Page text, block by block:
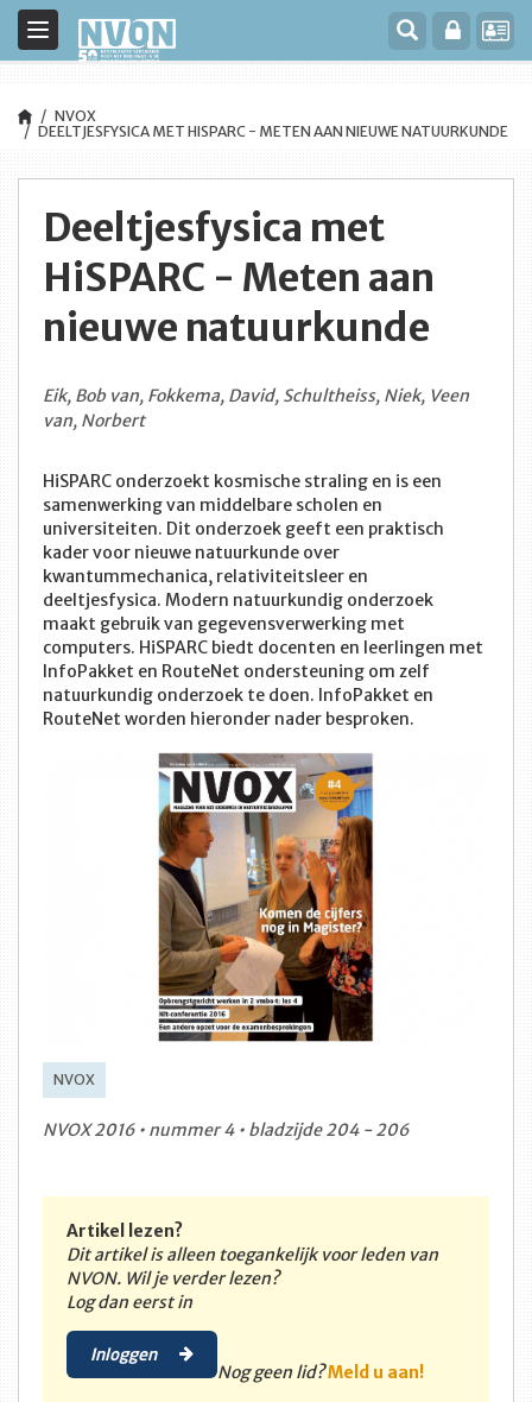
Toggle
navigation
NVOX
DEELTJESFYSICA MET HISPARC - METEN AAN NIEUWE NATUURKUNDE
Deeltjesfysica met
HiSPARC - Meten aan
nieuwe natuurkunde
Eik, Bob van, Fokkema, David, Schultheiss, Niek, Veen
van, Norbert
HiSPARC onderzoekt kosmische straling en is een
samenwerking van middelbare scholen en
universiteiten. Dit onderzoek geeft een praktisch
kader voor nieuwe natuurkunde over
kwantummechanica, relativiteitsleer en
deeltjesfysica. Modern natuurkundig onderzoek
maakt gebruik van gegevensverwerking met
computers. HiSPARC biedt docenten en leerlingen met
InfoPakket en RouteNet ondersteuning om zelf
natuurkundig onderzoek te doen. InfoPakket en
RouteNet worden hieronder nader besproken.
NVOX
NVOX 2016 • nummer 4 • bladzijde 204 - 206
Artikel lezen?
Dit artikel is alleen toegankelijk voor leden van
NVON. Wil je verder lezen?
Log dan eerst in
Inloggen
Nog geen lid?Meld u aan!